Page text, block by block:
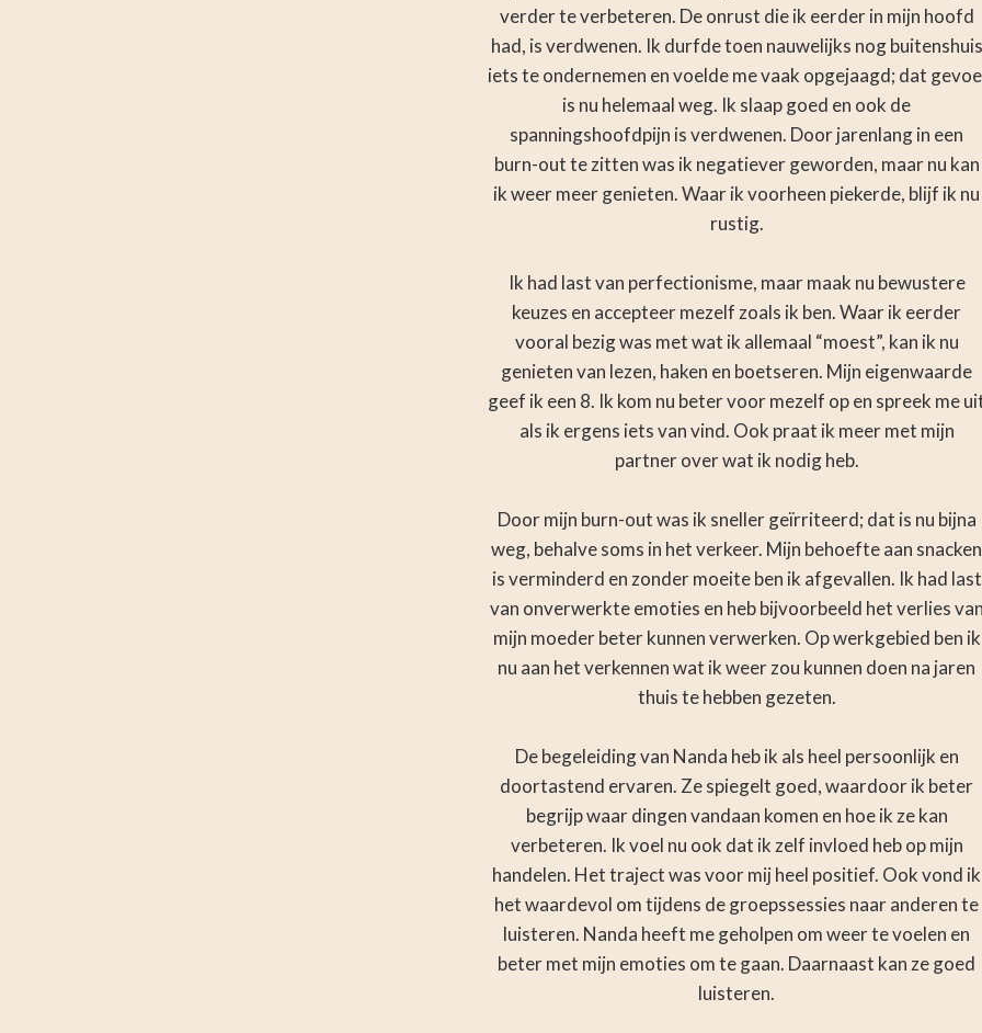
verder te verbeteren. De onrust die ik eerder in mijn hoofd
had, is verdwenen. Ik durfde toen nauwelijks nog buitenshuis
iets te ondernemen en voelde me vaak opgejaagd; dat
is nu helemaal weg. Ik slaap goed en ook de
spanningshoofdpijn is verdwenen. Door jarenlang in een
burn-out te zitten was ik negatiever geworden, maar nu kan
ik weer meer genieten. Waar ik voorheen piekerde, blijf ik nu
rustig.
Ik had last van perfectionisme, maar maak nu bewustere
keuzes en accepteer mezelf zoals ik ben. Waar ik eerder
vooral bezig was met wat ik allemaal “moest”, kan ik nu
genieten van lezen, haken en boetseren. Mijn eigenwaarde
geef ik een 8. Ik kom nu beter voor mezelf op en spreek me
als ik ergens iets van vind. Ook praat ik meer met mijn
partner over wat ik nodig heb.
Door mijn burn-out was ik sneller geïrriteerd; dat is nu bijna
weg, behalve soms in het verkeer. Mijn behoefte aan snacken
is verminderd en zonder moeite ben ik afgevallen. Ik had last
van onverwerkte emoties en heb bijvoorbeeld het verlies
mijn moeder beter kunnen verwerken. Op werkgebied ben ik
nu aan het verkennen wat ik weer zou kunnen doen na jaren
thuis te hebben gezeten.
De begeleiding van Nanda heb ik als heel persoonlijk en
doortastend ervaren. Ze spiegelt goed, waardoor ik beter
begrijp waar dingen vandaan komen en hoe ik ze kan
verbeteren. Ik voel nu ook dat ik zelf invloed heb op mijn
handelen. Het traject was voor mij heel positief. Ook vond ik
het waardevol om tijdens de groepssessies naar anderen te
luisteren. Nanda heeft me geholpen om weer te voelen en
beter met mijn emoties om te gaan. Daarnaast kan ze goed
luisteren.